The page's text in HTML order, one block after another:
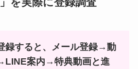
録すると、メール登録→動
案内→特典動画と進